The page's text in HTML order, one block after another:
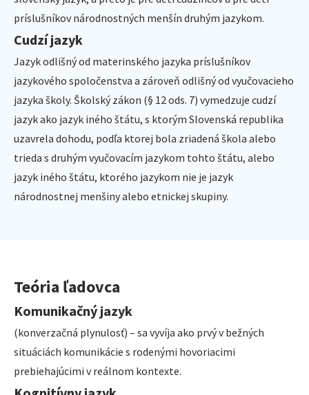
príslušníkov národnostných menšín druhým jazykom.
Cudzí jazyk
Jazyk odlišný od materinského jazyka príslušníkov
jazykového spoločenstva a zároveň odlišný od vyučovacieho
jazyka školy. Školský zákon (§ 12 ods. 7) vymedzuje cudzí
jazyk ako jazyk iného štátu, s ktorým Slovenská republika
uzavrela dohodu, podľa ktorej bola zriadená škola alebo
trieda s druhým vyučovacím jazykom tohto štátu, alebo
jazyk iného štátu, ktorého jazykom nie je jazyk
národnostnej menšiny alebo etnickej skupiny.
Teória ľadovca
Komunikačný jazyk
(konverzačná plynulosť) – sa vyvíja ako prvý v bežných
situáciách komunikácie s rodenými hovoriacimi
prebiehajúcimi v reálnom kontexte.